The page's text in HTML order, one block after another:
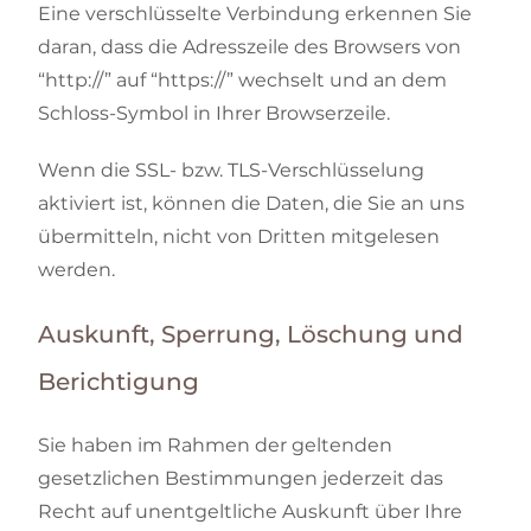
Eine verschlüsselte Verbindung erkennen Sie
daran, dass die Adresszeile des Browsers von
“http://” auf “https://” wechselt und an dem
Schloss-Symbol in Ihrer Browserzeile.
Wenn die SSL- bzw. TLS-Verschlüsselung
aktiviert ist, können die Daten, die Sie an uns
übermitteln, nicht von Dritten mitgelesen
werden.
Auskunft, Sperrung, Löschung und
Berichtigung
Sie haben im Rahmen der geltenden
gesetzlichen Bestimmungen jederzeit das
Recht auf unentgeltliche Auskunft über Ihre